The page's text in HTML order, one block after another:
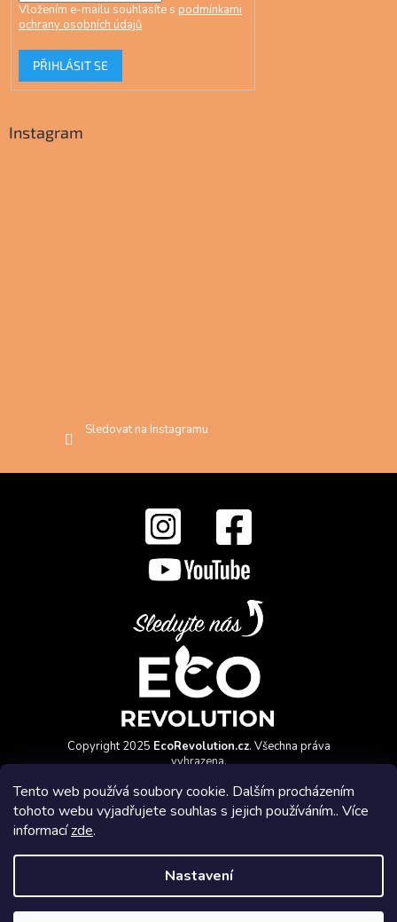
Tento web používá soubory cookie. Dalším procházením
tohoto webu vyjadřujete souhlas s jejich používáním.. Více
informacízde.
Nastavení
Vložením e-mailu souhlasíte s podmínkami
ochrany osobních údajů
PŘIHLÁSIT SE
Instagram
Sledovat na Instagramu
Copyright 2025 EcoRevolution.cz. Všechna práva
vyhrazena.
Affiliate program